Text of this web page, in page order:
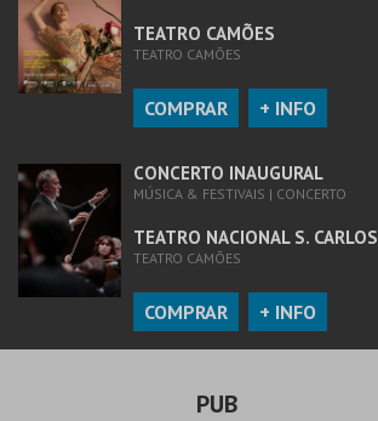
TEATRO CAMÕES
TEATRO CAMÕES
COMPRAR + INFO
CONCERTO INAUGURAL
MÚSICA & FESTIVAIS | CONCERTO
TEATRO NACIONAL S. CARLOS
TEATRO CAMÕES
COMPRAR + INFO
PUB